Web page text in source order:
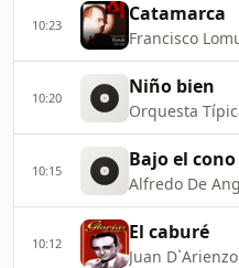
10:23 Catamarca
Francisco
10:20 Niño bien
Orquesta
10:15 Bajo el
Alfredo De
10:12 El caburé
Juan D`Arienzo